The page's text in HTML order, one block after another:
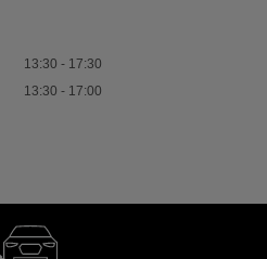
13:30 - 17:30
13:30 - 17:00